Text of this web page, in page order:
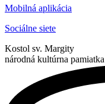
Mobilná aplikácia
Sociálne siete
Kostol sv. Margity
národná kultúrna pamiatka